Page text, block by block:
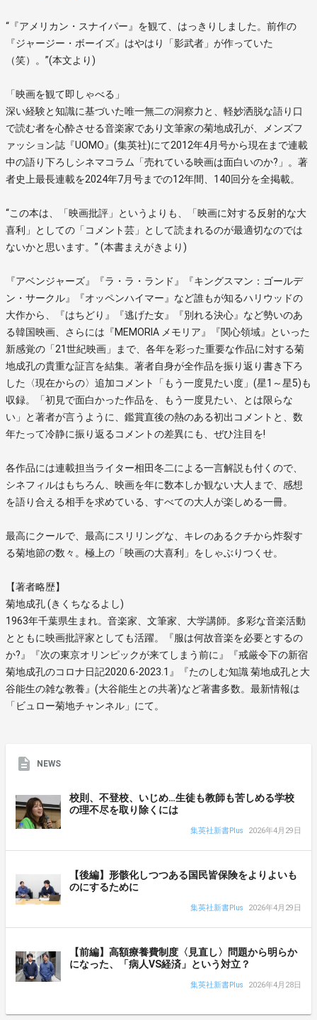
“『アメリカン・スナイパー』を観て、はっきりしました。前作の
『ジャージー・ボーイズ』はやはり「影武者」が作っていた
（笑）。”(本文より)
「映画を観て即しゃべる」
深い経験と知識に基づいた唯一無二の洞察力と、軽妙洒脱な語り口
で読む者を心酔させる音楽家であり文筆家の菊地成孔が、メンズフ
ァッション誌『UOMO』(集英社)にて2012年4月号から現在まで連載
中の語り下ろしシネマコラム「売れている映画は面白いのか?」。著
者史上最長連載を2024年7月号までの12年間、140回分を全掲載。
“この本は、「映画批評」というよりも、「映画に対する反射的な大
喜利」としての「コメント芸」として読まれるのが最適切なのでは
ないかと思います。” (本書まえがきより)
『アベンジャーズ』『ラ・ラ・ランド』『キングスマン：ゴールデ
ン・サークル』『オッペンハイマー』など誰もが知るハリウッドの
大作から、『はちどり』『逃げた女』『別れる決心』など勢いのあ
る韓国映画、さらには『MEMORIA メモリア』『関心領域』といった
新感覚の「21世紀映画」まで、各年を彩った重要な作品に対する菊
地成孔の貴重な証言を結集。著者自身が全作品を振り返り書き下ろ
した〈現在からの〉追加コメント「もう一度見たい度」(星1～星5)も
収録。「初見で面白かった作品を、もう一度見たい、とは限らな
い」と著者が言うように、鑑賞直後の熱のある初出コメントと、数
年たって冷静に振り返るコメントの差異にも、ぜひ注目を!
各作品には連載担当ライター相田冬二による一言解説も付くので、
シネフィルはもちろん、映画を年に数本しか観ない大人まで、感想
を語り合える相手を求めている、すべての大人が楽しめる一冊。
最高にクールで、最高にスリリングな、キレのあるクチから炸裂す
る菊地節の数々。極上の「映画の大喜利」をしゃぶりつくせ。
【著者略歴】
菊地成孔 (きくちなるよし)
1963年千葉県生まれ。音楽家、文筆家、大学講師。多彩な音楽活動
とともに映画批評家としても活躍。『服は何故音楽を必要とするの
か?』『次の東京オリンピックが来てしまう前に』『戒厳令下の新宿
菊地成孔のコロナ日記2020.6-2023.1』『たのしむ知識 菊地成孔と大
谷能生の雑な教養』(大谷能生との共著)など著書多数。最新情報は
「ビュロー菊地チャンネル」にて。
NEWS
校則、不登校、いじめ…生徒も教師も苦しめる学校
の理不尽を取り除くには
集英社新書Plus 2026年4月29日
【後編】形骸化しつつある国民皆保険をよりよいも
のにするために
集英社新書Plus 2026年4月29日
【前編】高額療養費制度〈見直し〉問題から明らか
になった、「病人VS経済」という対立？
集英社新書Plus 2026年4月28日